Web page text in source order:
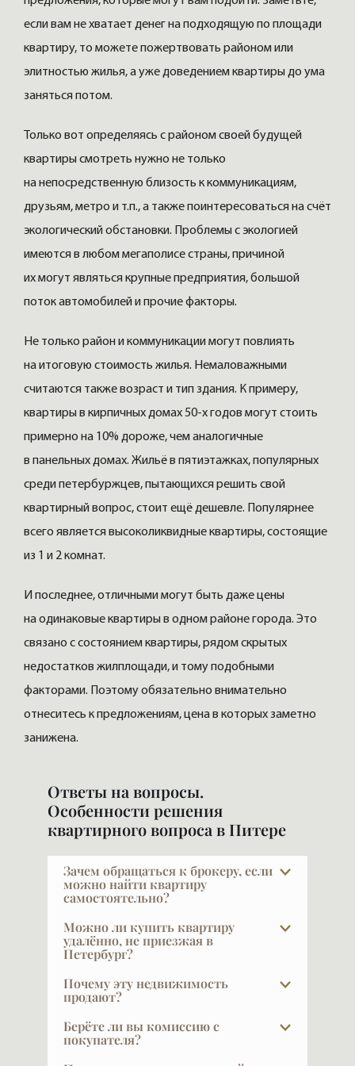
если вам не хватает денег на подходящую по площади
квартиру, то можете пожертвовать районом или
элитностью жилья, а уже доведением квартиры до ума
заняться потом.
Только вот определяясь с районом своей будущей
квартиры смотреть нужно не только
на непосредственную близость к коммуникациям,
друзьям, метро и т.п., а также поинтересоваться на счёт
экологический обстановки. Проблемы с экологией
имеются в любом мегаполисе страны, причиной
их могут являться крупные предприятия, большой
поток автомобилей и прочие факторы.
Не только район и коммуникации могут повлиять
на итоговую стоимость жилья. Немаловажными
считаются также возраст и тип здания. К примеру,
квартиры в кирпичных домах 50-х годов могут стоить
примерно на 10% дороже, чем аналогичные
в панельных домах. Жильё в пятиэтажках, популярных
среди петербуржцев, пытающихся решить свой
квартирный вопрос, стоит ещё дешевле. Популярнее
всего является высоколиквидные квартиры, состоящие
из 1 и 2 комнат.
И последнее, отличными могут быть даже цены
на одинаковые квартиры в одном районе города. Это
связано с состоянием квартиры, рядом скрытых
недостатков жилплощади, и тому подобными
факторами. Поэтому обязательно внимательно
отнеситесь к предложениям, цена в которых заметно
занижена.
Ответы на вопросы.
Особенности решения
квартирного вопроса в Питере
Зачем обращаться к брокеру, если
можно найти квартиру
самостоятельно?
Показательный факт: строительные
компании продают через брокеров 50–
75% квартир. Мы сами не всегда
причина та же, с которой сталкивается
любой покупатель: на него несется
огромное количество предложений и
слов, нужно самому понять, что
Можно ли купить квартиру
удалённо, не приезжая в
Петербург?
Да, мы регулярно работаем с
покупателями из разных городов. И
Якутии, Краснодара…. Организуем
видеопоказы, готовим подробную
Почему эту недвижимость
продают?
Причины абсолютно разные: изменилась
семья, квартира стала большой или
Берёте ли вы комиссию с
покупателя?
При покупке в новых проектах — нет.